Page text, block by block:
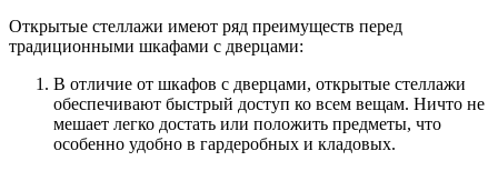
Открытые стеллажи имеют ряд преимуществ перед
традиционными шкафами с дверцами:
В отличие от шкафов с дверцами, открытые стеллажи
обеспечивают быстрый доступ ко всем вещам. Ничто не
мешает легко достать или положить предметы, что
особенно удобно в гардеробных и кладовых.